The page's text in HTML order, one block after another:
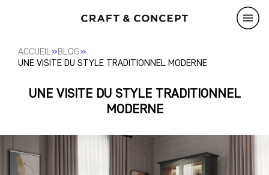
ACCUEIL»BLOG»
UNE VISITE DU STYLE TRADITIONNEL MODERNE
UNE VISITE DU STYLE TRADITIONNEL
MODERNE